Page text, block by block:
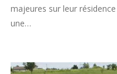
majeures sur leur
une…